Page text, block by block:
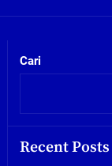
Cari
Recent Posts